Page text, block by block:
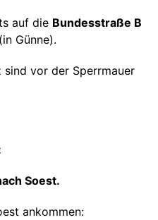
auf die Bundesstraße B
(in Günne).
vor der Sperrmauer
Soest.
ankommen: